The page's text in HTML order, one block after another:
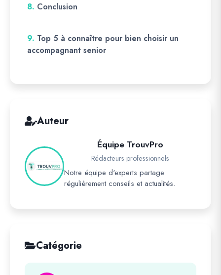
8. Conclusion
9. Top 5 à connaître pour bien choisir un
accompagnant senior
Auteur
Équipe TrouvPro
Rédacteurs professionnels
Notre équipe d'experts partage
régulièrement conseils et actualités.
Catégorie